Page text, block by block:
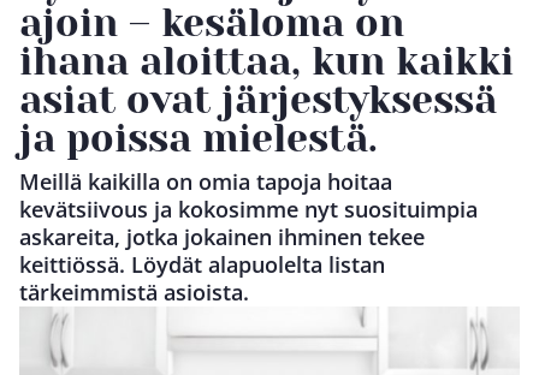
ajoin – kesäloma on
ihana aloittaa, kun kaikki
asiat ovat järjestyksessä
ja poissa mielestä.
Meillä kaikilla on omia tapoja hoitaa
kevätsiivous ja kokosimme nyt suosituimpia
askareita, jotka jokainen ihminen tekee
keittiössä. Löydät alapuolelta listan
tärkeimmistä asioista.